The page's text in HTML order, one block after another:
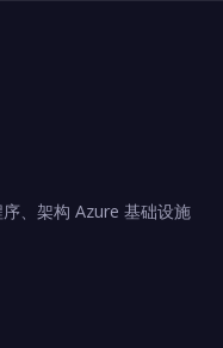
、架构 Azure 基础设施